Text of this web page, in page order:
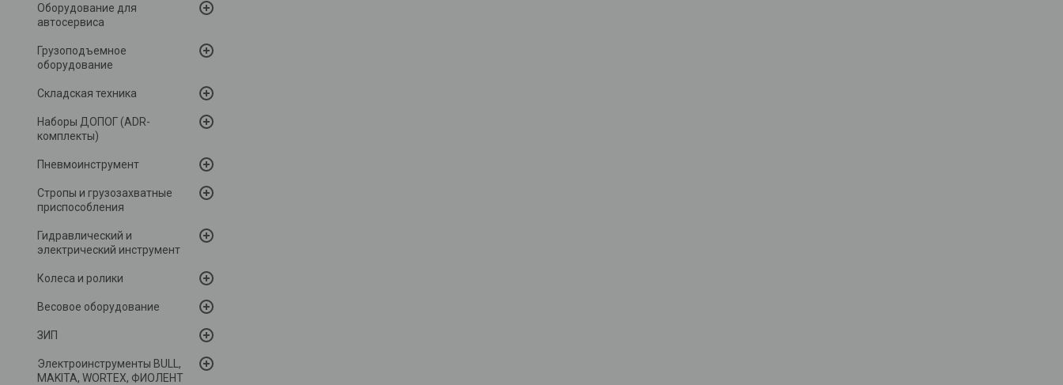
Оборудование для
автосервиса
Грузоподъемное
оборудование
Складская техника
Наборы ДОПОГ (ADR-
комплекты)
Пневмоинструмент
Стропы и грузозахватные
приспособления
Гидравлический и
электрический инструмент
Колеса и ролики
Весовое оборудование
ЗИП
Электроинструменты BULL,
MAKITA, WORTEX, ФИОЛЕНТ